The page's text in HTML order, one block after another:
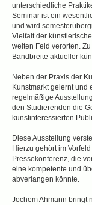
unterschiedliche
Seminar ist ein
und wird
Vielfalt der
weiten Feld verorten.
Bandbreite aktueller
Neben der Praxis der
Kunstmarkt gelernt und
regelmäßige
den Studierenden die
kunstinteressierten
Diese Ausstellung
Hierzu gehört im
Pressekonferenz, die
eine kompetente und
abverlangen könnte.
Jochem Ahmann bringt